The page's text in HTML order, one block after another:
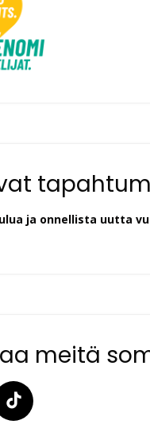
ja onnellista uutta
meitä